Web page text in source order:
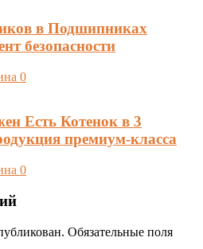
в Подшипниках
безопасности
0
Есть Котенок в 3
премиум-класса
0
Обязательные поля